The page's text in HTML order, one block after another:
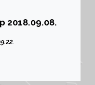
2018.09.08.